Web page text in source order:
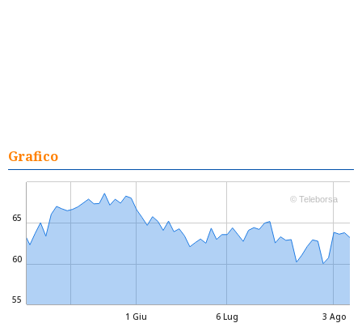
Grafico
1 Giu 6 Lug 3 Ago
55
60
65
© Teleborsa